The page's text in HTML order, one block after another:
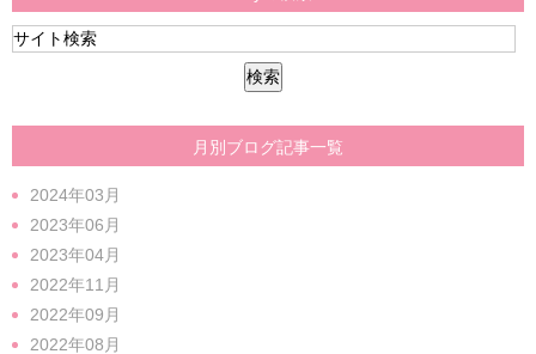
月別ブログ記事一覧
2024年03月
2023年06月
2023年04月
2022年11月
2022年09月
2022年08月